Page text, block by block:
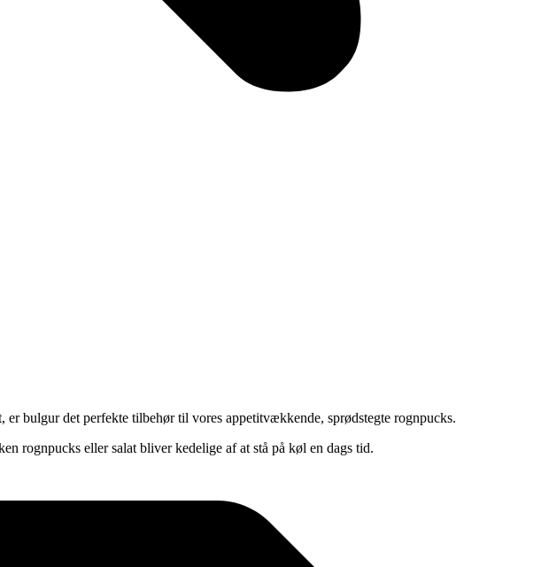
bulgur det perfekte tilbehør til vores appetitvækkende, sprødstegte rognpucks.
rognpucks eller salat bliver kedelige af at stå på køl en dags tid.